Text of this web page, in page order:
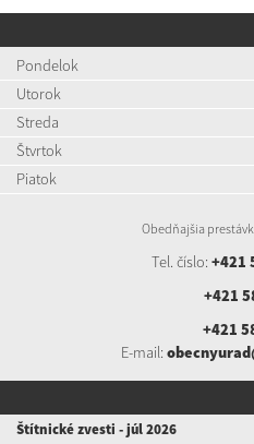
Pondelok
Utorok
Streda
Štvrtok
Piatok
Obedňajšia
Tel. číslo: +421
+421
+421
E-mail:
Štítnické zvesti - júl 2026